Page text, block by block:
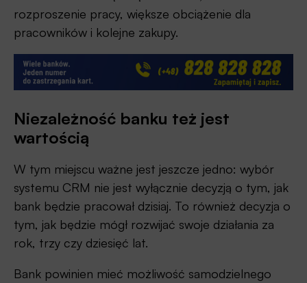
rozproszenie pracy, większe obciążenie dla
pracowników i kolejne zakupy.
Niezależność banku też jest
wartością
W tym miejscu ważne jest jeszcze jedno: wybór
systemu CRM nie jest wyłącznie decyzją o tym, jak
bank będzie pracował dzisiaj. To również decyzja o
tym, jak będzie mógł rozwijać swoje działania za
rok, trzy czy dziesięć lat.
Bank powinien mieć możliwość samodzielnego